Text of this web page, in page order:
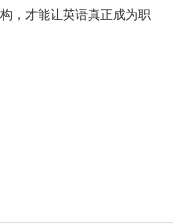
，才能让英语真正成为职